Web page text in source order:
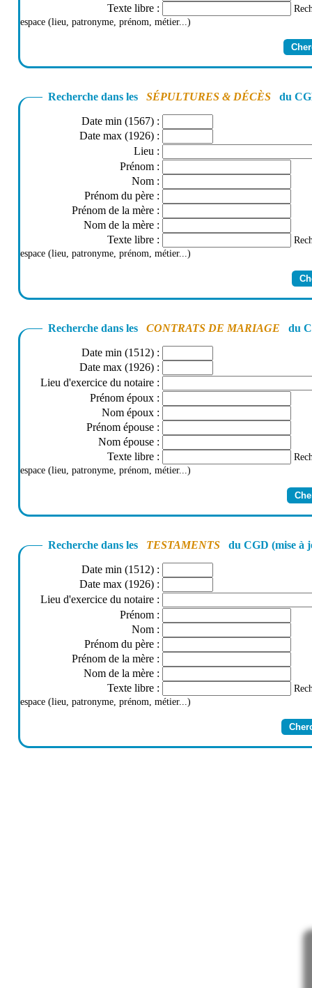
Texte libre :
espace (lieu, patronyme, prénom, métier...)
Recherche dans les SÉPULTURES & DÉCÈS du
Date min (1567) :
Date max (1926) :
Lieu :
Prénom :
Nom :
Prénom du père :
Prénom de la mère :
Nom de la mère :
Texte libre :
espace (lieu, patronyme, prénom, métier...)
Recherche dans les CONTRATS DE MARIAGE du
Date min (1512) :
Date max (1926) :
Lieu d'exercice du notaire :
Prénom époux :
Nom époux :
Prénom épouse :
Nom épouse :
Texte libre :
espace (lieu, patronyme, prénom, métier...)
Recherche dans les TESTAMENTS du CGD (mise à
Date min (1512) :
Date max (1926) :
Lieu d'exercice du notaire :
Prénom :
Nom :
Prénom du père :
Prénom de la mère :
Nom de la mère :
Texte libre :
espace (lieu, patronyme, prénom, métier...)